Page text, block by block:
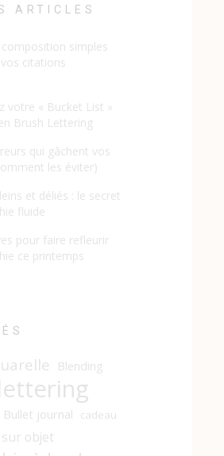
ARTICLES
simples
citations
votre « Bucket List »
Brush Lettering
qui gâchent vos
les éviter)
et déliés : le secret
fluide
pour faire refleurir
ce printemps
Blending
Bullet journal cadeau
objet